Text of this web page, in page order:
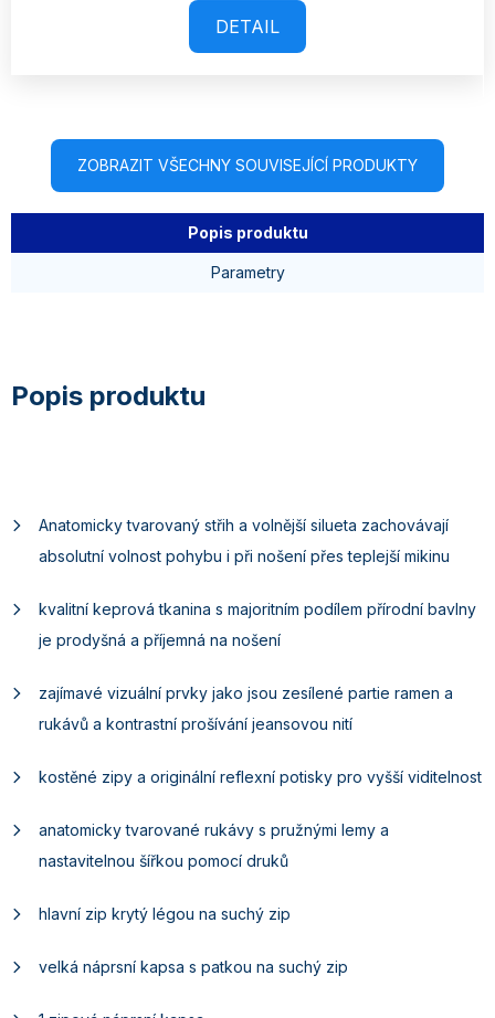
DETAIL
ZOBRAZIT VŠECHNY SOUVISEJÍCÍ PRODUKTY
Popis produktu
Parametry
Anatomicky tvarovaný střih a volnější silueta zachovávají
absolutní volnost pohybu i při nošení přes teplejší mikinu
kvalitní keprová tkanina s majoritním podílem přírodní bavlny
je prodyšná a příjemná na nošení
zajímavé vizuální prvky jako jsou zesílené partie ramen a
rukávů a kontrastní prošívání jeansovou nití
kostěné zipy a originální reflexní potisky pro vyšší viditelnost
anatomicky tvarované rukávy s pružnými lemy a
nastavitelnou šířkou pomocí druků
hlavní zip krytý légou na suchý zip
velká náprsní kapsa s patkou na suchý zip